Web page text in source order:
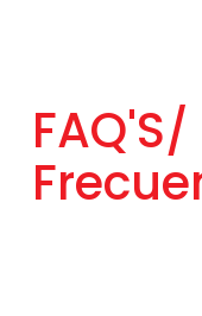
FAQ'S/